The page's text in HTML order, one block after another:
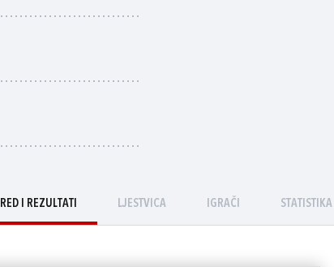
I REZULTATI LJESTVICA IGRAČI STATISTIKA